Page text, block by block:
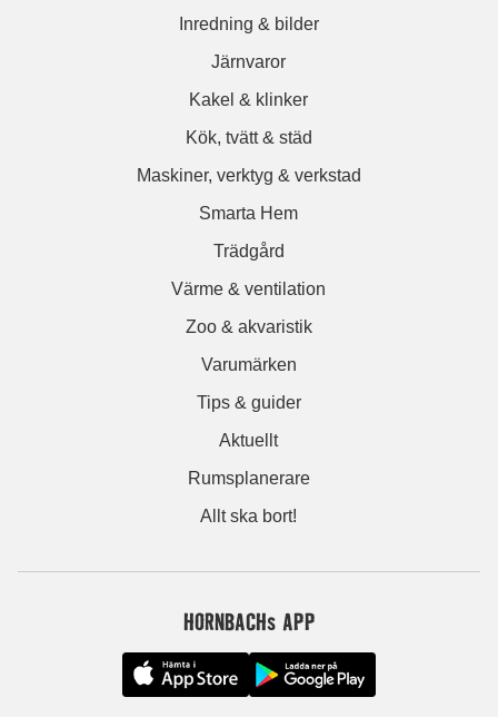
Inredning & bilder
Järnvaror
Kakel & klinker
Kök, tvätt & städ
Maskiner, verktyg & verkstad
Smarta Hem
Trädgård
Värme & ventilation
Zoo & akvaristik
Varumärken
Tips & guider
Aktuellt
Rumsplanerare
Allt ska bort!
HORNBACHs APP